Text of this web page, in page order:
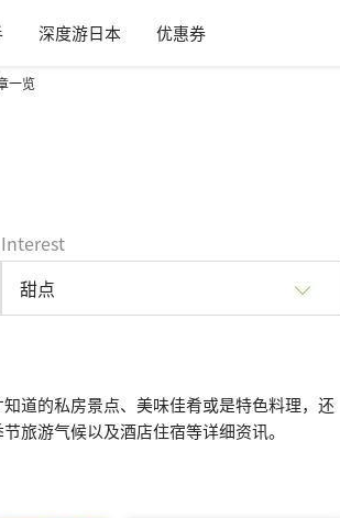
深度游日本 优惠券
一览
Interest
甜点
道的私房景点、美味佳肴或是特色料理，还
旅游气候以及酒店住宿等详细资讯。